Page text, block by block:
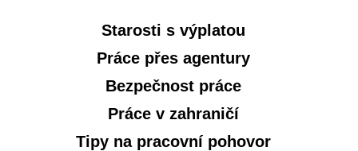
Starosti s výplatou
Práce přes agentury
Bezpečnost práce
Práce v zahraničí
Tipy na pracovní pohovor